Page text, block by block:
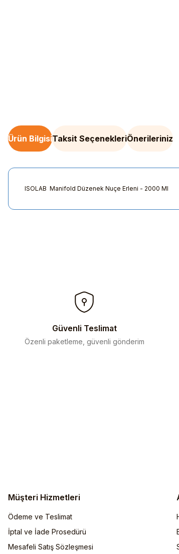
Ürün BilgisiTaksit SeçenekleriÖnerileriniz
ISOLAB Manifold Düzenek Nuçe Erleni - 2000 Ml
Ürün bilgilerinde hatalar bulunuyor.
Ürün fiyatı diğer sitelerden daha pahalı.
Güvenli Teslimat
Özenli paketleme, güvenli gönderim
Müşteri Hizmetleri
Ödeme ve Teslimat
İptal ve İade Prosedürü
Mesafeli Satış Sözleşmesi